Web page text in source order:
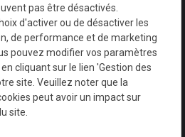
pas être désactivés.
d'activer ou de désactiver les
de performance et de marketing
pouvez modifier vos paramètres
cliquant sur le lien 'Gestion des
site. Veuillez noter que la
peut avoir un impact sur
site.